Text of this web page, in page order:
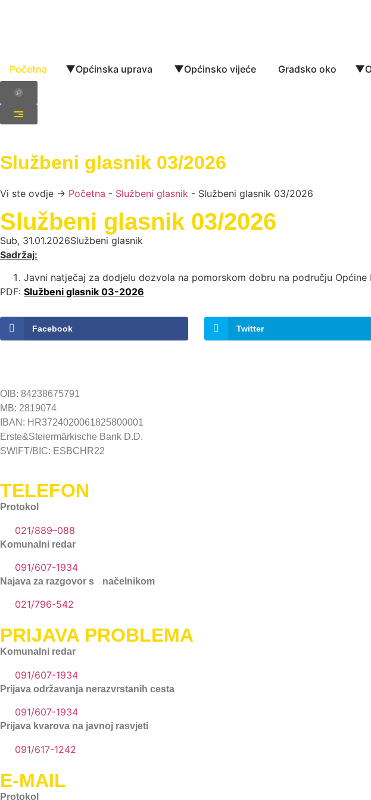
Početna Općinska uprava Općinsko vijeće Gradsko oko
Službeni glasnik 03/2026
Vi ste ovdje → Početna - Službeni glasnik - Službeni glasnik 03/2026
Službeni glasnik 03/2026
Sub, 31.01.2026Službeni glasnik
Sadržaj:
Javni natječaj za dodjelu dozvola na pomorskom dobru na području
PDF: Službeni glasnik 03-2026
Facebook Twitter
OIB: 84238675791
MB: 2819074
IBAN: HR3724020061825800001
Erste&Steiermärkische Bank D.D.
SWIFT/BIC: ESBCHR22
TELEFON
Protokol
021/889–088
Komunalni redar
091/607-1934
Najava za razgovor s načelnikom
021/796-542
PRIJAVA PROBLEMA
Komunalni redar
091/607-1934
Prijava održavanja nerazvrstanih cesta
091/607-1934
Prijava kvarova na javnoj rasvjeti
091/617-1242
E-MAIL
Protokol